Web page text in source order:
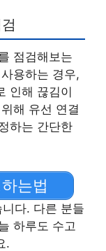
점검해보는
용하는 경우,
인해 끊김이
해 유선 연결
하는 간단한
는법
다. 다른 분들
하루도 수고
.